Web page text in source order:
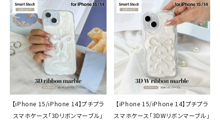
【iPhone 15/iPhone 14】プチプラ
スマホケース「3Dリボンマーブル」
【iPhone 15/iPhone 14】プチプラ
スマホケース「3DWリボンマーブル」